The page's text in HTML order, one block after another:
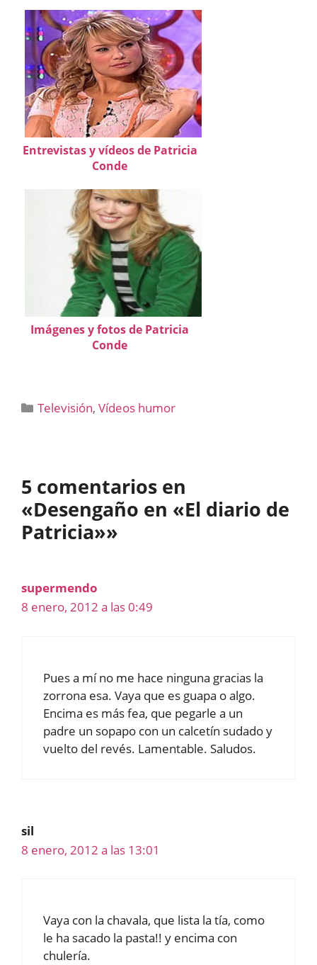
Entrevistas y vídeos de Patricia
Conde
Imágenes y fotos de Patricia
Conde
Categorías
Televisión,Vídeos humor
5 comentarios en
«Desengaño en «El diario de
Patricia»»
supermendo
8 enero, 2012 a las 0:49
Pues a mí no me hace ninguna gracias la
zorrona esa. Vaya que es guapa o algo.
Encima es más fea, que pegarle a un
padre un sopapo con un calcetín sudado y
vuelto del revés. Lamentable. Saludos.
sil
8 enero, 2012 a las 13:01
Vaya con la chavala, que lista la tía, como
le ha sacado la pasta!! y encima con
chulería.